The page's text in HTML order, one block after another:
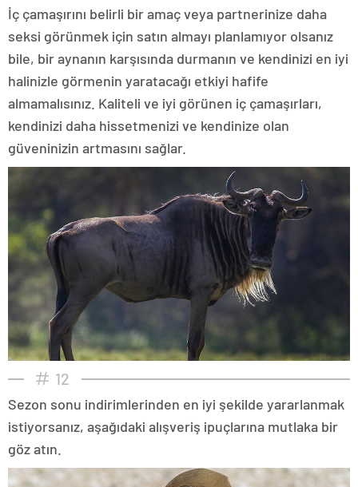
İç çamaşırını belirli bir amaç veya partnerinize daha
seksi görünmek için satın almayı planlamıyor olsanız
bile, bir aynanın karşısında durmanın ve kendinizi en iyi
halinizle görmenin yaratacağı etkiyi hafife
almamalısınız. Kaliteli ve iyi görünen iç çamaşırları,
kendinizi daha hissetmenizi ve kendinize olan
güveninizin artmasını sağlar.
12
Sezon sonu indirimlerinden en iyi şekilde yararlanmak
istiyorsanız, aşağıdaki alışveriş ipuçlarına mutlaka bir
göz atın.